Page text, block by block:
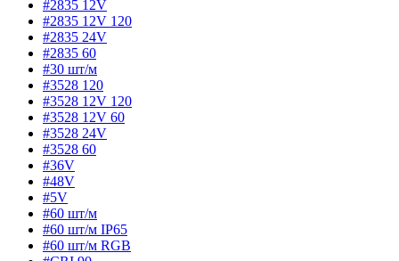
#2835 12V
#2835 12V 120
#2835 24V
#2835 60
#30 шт/м
#3528 120
#3528 12V 120
#3528 12V 60
#3528 24V
#3528 60
#36V
#48V
#5V
#60 шт/м
#60 шт/м IP65
#60 шт/м RGB